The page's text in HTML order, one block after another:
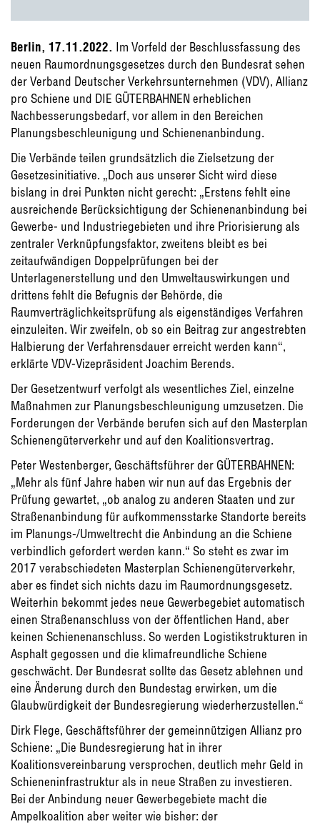
Berlin, 17.11.2022. Im Vorfeld der Beschlussfassung des
neuen Raumordnungsgesetzes durch den Bundesrat sehen
der Verband Deutscher Verkehrsunternehmen (VDV), Allianz
pro Schiene und DIE GÜTERBAHNEN erheblichen
Nachbesserungsbedarf, vor allem in den Bereichen
Planungsbeschleunigung und Schienenanbindung.
Die Verbände teilen grundsätzlich die Zielsetzung der
Gesetzesinitiative. „Doch aus unserer Sicht wird diese
bislang in drei Punkten nicht gerecht: „Erstens fehlt eine
ausreichende Berücksichtigung der Schienenanbindung bei
Gewerbe- und Industriegebieten und ihre Priorisierung als
zentraler Verknüpfungsfaktor, zweitens bleibt es bei
zeitaufwändigen Doppelprüfungen bei der
Unterlagenerstellung und den Umweltauswirkungen und
drittens fehlt die Befugnis der Behörde, die
Raumverträglichkeitsprüfung als eigenständiges Verfahren
einzuleiten. Wir zweifeln, ob so ein Beitrag zur angestrebten
Halbierung der Verfahrensdauer erreicht werden kann“,
erklärte VDV-Vizepräsident Joachim Berends.
Der Gesetzentwurf verfolgt als wesentliches Ziel, einzelne
Maßnahmen zur Planungsbeschleunigung umzusetzen. Die
Forderungen der Verbände berufen sich auf den Masterplan
Schienengüterverkehr und auf den Koalitionsvertrag.
Peter Westenberger, Geschäftsführer der GÜTERBAHNEN:
„Mehr als fünf Jahre haben wir nun auf das Ergebnis der
Prüfung gewartet, „ob analog zu anderen Staaten und zur
Straßenanbindung für aufkommensstarke Standorte bereits
im Planungs-/Umweltrecht die Anbindung an die Schiene
verbindlich gefordert werden kann.“ So steht es zwar im
2017 verabschiedeten Masterplan Schienengüterverkehr,
aber es findet sich nichts dazu im Raumordnungsgesetz.
Weiterhin bekommt jedes neue Gewerbegebiet automatisch
einen Straßenanschluss von der öffentlichen Hand, aber
keinen Schienenanschluss. So werden Logistikstrukturen in
Asphalt gegossen und die klimafreundliche Schiene
geschwächt. Der Bundesrat sollte das Gesetz ablehnen und
eine Änderung durch den Bundestag erwirken, um die
Glaubwürdigkeit der Bundesregierung wiederherzustellen.“
Dirk Flege, Geschäftsführer der gemeinnützigen Allianz pro
Schiene: „Die Bundesregierung hat in ihrer
Koalitionsvereinbarung versprochen, deutlich mehr Geld in
Schieneninfrastruktur als in neue Straßen zu investieren.
Bei der Anbindung neuer Gewerbegebiete macht die
Ampelkoalition aber weiter wie bisher: der